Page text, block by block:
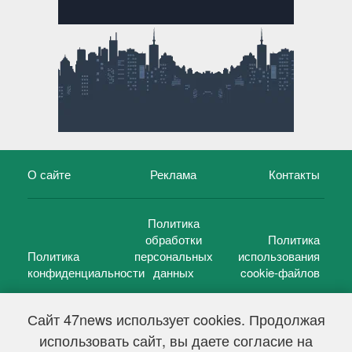
Сайт 47news использует cookies. Продолжая
использовать сайт, вы даете согласие на
О сайте Реклама Контакты
Политика
конфиденциальности
Политика
обработки
персональных
данных
Политика
использования
cookie-файлов